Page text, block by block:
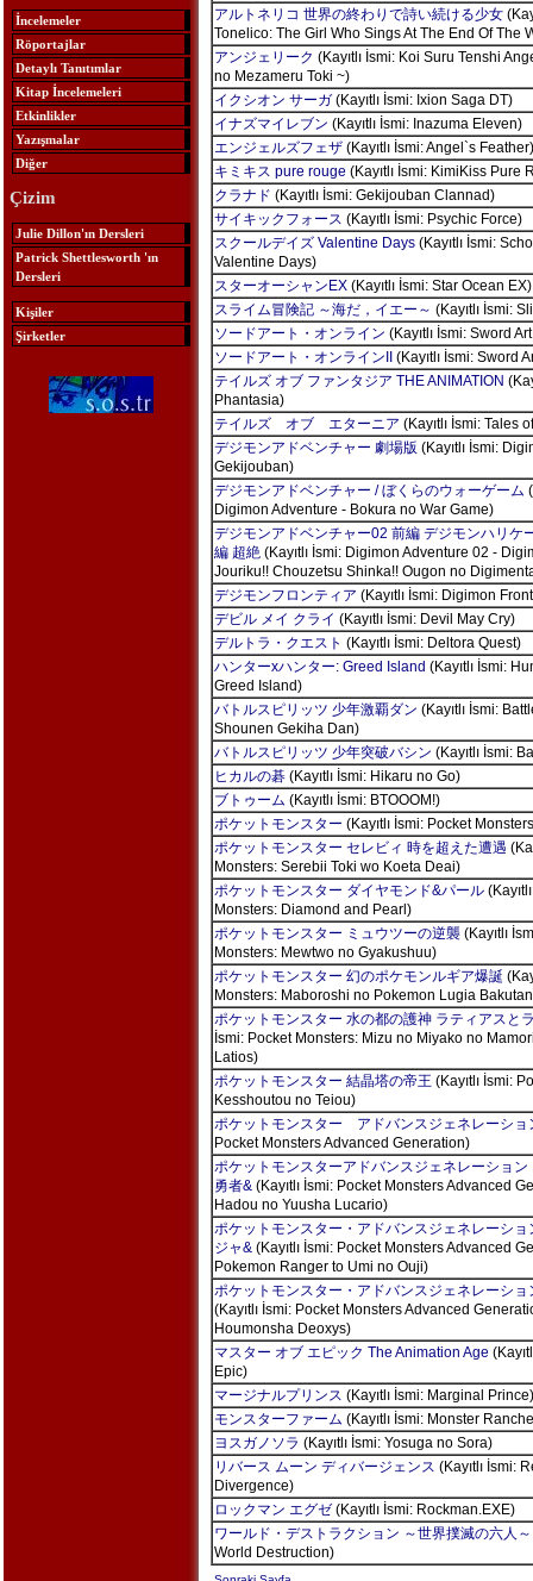
İncelemeler
Röportajlar
Detaylı Tanıtımlar
Kitap İncelemeleri
Etkinlikler
Yazışmalar
Diğer
Çizim
Julie Dillon'ın Dersleri
Patrick Shettlesworth 'ın
Dersleri
Kişiler
Şirketler
アルトネリコ 世界の終わりで詩い続ける少女
Tonelico: The Girl Who Sings At The End Of The
アンジェリーク (Kayıtlı İsmi: Koi Suru Tenshi
no Mezameru Toki ~)
イクシオン サーガ(Kayıtlı İsmi: Ixion Saga DT)
イナズマイレブン (Kayıtlı İsmi: Inazuma Eleven)
エンジェルズフェザ(Kayıtlı İsmi: Angel`s Feather)
キミキス pure rouge (Kayıtlı İsmi: KimiKiss Pure
クラナド (Kayıtlı İsmi: Gekijouban Clannad)
サイキックフォース (Kayıtlı İsmi: Psychic Force)
スクールデイズ Valentine Days(Kayıtlı İsmi:
Valentine Days)
スターオーシャンEX(Kayıtlı İsmi: Star Ocean EX)
スライム冒険記 ～海だ，イエー～ (Kayıtlı İsmi:
ソードアート・オンライン (Kayıtlı İsmi: Sword
ソードアート・オンラインII
(Kayıtlı İsmi: Sword
テイルズ オブ ファンタジア THE ANIMATION
Phantasia)
テイルズ オブ エターニア (Kayıtlı İsmi: Tales
デジモンアドベンチャー 劇場版 (Kayıtlı İsmi:
Gekijouban)
デジモンアドベンチャー / ぼくらのウォーゲーム
Digimon Adventure - Bokura no War Game)
デジモンアドベンチャー02 前編 デジモンハリケ
編 超絶(Kayıtlı İsmi: Digimon Adventure 02 -
Jouriku!! Chouzetsu Shinka!! Ougon no
デジモンフロンティア (Kayıtlı İsmi: Digimon
デビル メイ クライ (Kayıtlı İsmi: Devil May Cry)
デルトラ・クエスト (Kayıtlı İsmi: Deltora Quest)
ハンターxハンター: Greed Island (Kayıtlı İsmi:
Greed Island)
バトルスピリッツ 少年激覇ダン (Kayıtlı İsmi:
Shounen Gekiha Dan)
バトルスピリッツ 少年突破バシン (Kayıtlı İsmi:
ヒカルの碁(Kayıtlı İsmi: Hikaru no Go)
ブトゥーム (Kayıtlı İsmi: BTOOOM!)
ポケットモンスター (Kayıtlı İsmi: Pocket
ポケットモンスター セレビィ 時を超えた遭遇
Monsters: Serebii Toki wo Koeta Deai)
ポケットモンスター ダイヤモンド&パール
Monsters: Diamond and Pearl)
ポケットモンスター ミュウツーの逆襲(Kayıtlı
Monsters: Mewtwo no Gyakushuu)
ポケットモンスター 幻のポケモンルギア爆誕
Monsters: Maboroshi no Pokemon Lugia
ポケットモンスター 水の都の護神 ラティアスと
İsmi: Pocket Monsters: Mizu no Miyako no
Latios)
ポケットモンスター 結晶塔の帝王 (Kayıtlı İsmi:
Kesshoutou no Teiou)
ポケットモンスター アドバンスジェネレーショ
Pocket Monsters Advanced Generation)
ポケットモンスターアドバンスジェネレーション
勇者&(Kayıtlı İsmi: Pocket Monsters Advanced
Hadou no Yuusha Lucario)
ポケットモンスター・アドバンスジェネレーショ
ジャ&(Kayıtlı İsmi: Pocket Monsters Advanced
Pokemon Ranger to Umi no Ouji)
ポケットモンスター・アドバンスジェネレーショ
(Kayıtlı İsmi: Pocket Monsters Advanced
Houmonsha Deoxys)
マスター オブ エピック The Animation Age
Epic)
マージナルプリンス (Kayıtlı İsmi: Marginal Prince)
モンスターファーム (Kayıtlı İsmi: Monster
ヨスガノソラ (Kayıtlı İsmi: Yosuga no Sora)
リバース ムーン ディバージェンス (Kayıtlı İsmi:
Divergence)
ロックマン エグゼ(Kayıtlı İsmi: Rockman.EXE)
ワールド・デストラクション ～世界撲滅の六人～
World Destruction)